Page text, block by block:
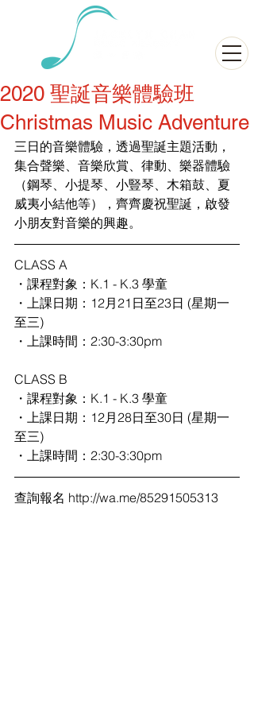
2020 聖誕音樂體驗班
Christmas Music Adventure
三日的音樂體驗，透過聖誕主題活動，
集合聲樂、音樂欣賞、律動、樂器體驗
（鋼琴、小提琴、小豎琴、木箱鼓、夏
威夷小結他等），齊齊慶祝聖誕，啟發
小朋友對音樂的興趣。
CLASS A
・課程對象：K.1 - K.3 學童
・上課日期：12月21日至23日 (星期一
至三)
・上課時間：2:30-3:30pm
CLASS B
・課程對象：K.1 - K.3 學童
・上課日期：12月28日至30日 (星期一
至三)
・上課時間：2:30-3:30pm
查詢報名 http://wa.me/85291505313